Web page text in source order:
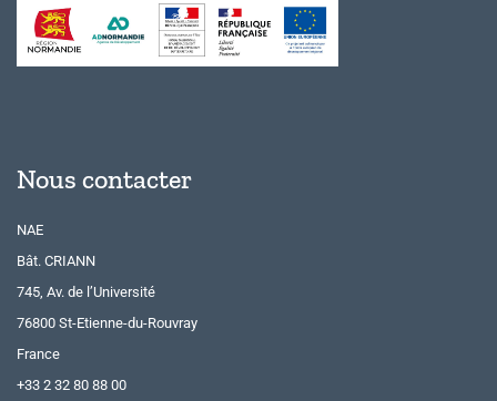
Nous contacter
NAE
Bât. CRIANN
745, Av. de l’Université
76800 St-Etienne-du-Rouvray
France
+33 2 32 80 88 00